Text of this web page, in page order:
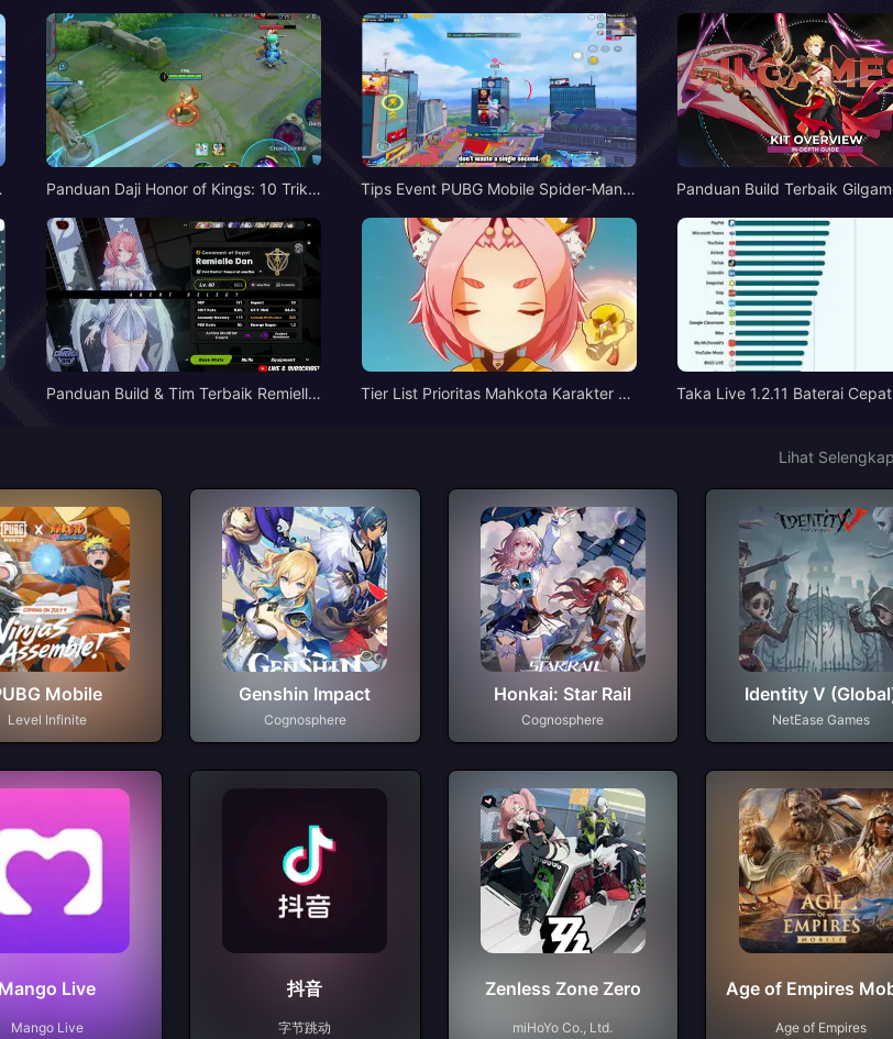
Panduan Daji Honor of Kings: 10 Trik T
Tips Event PUBG Mobile Spider-Man |
Panduan Build Terbaik
Panduan Build & Tim Terbaik Remielle
Tier List Prioritas Mahkota Karakter Bi
Taka Live 1.2.11 Baterai
Lihat
Mobile
Level Infinite
Genshin Impact
Cognosphere
Honkai: Star Rail
Cognosphere
Identity V
NetEase Games
Mango Live
Mango Live
抖音
字节跳动
Zenless Zone Zero
miHoYo Co., Ltd.
Age of Empires
Age of Empires